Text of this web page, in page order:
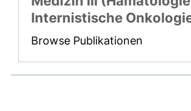
Internistische
Browse Publikationen